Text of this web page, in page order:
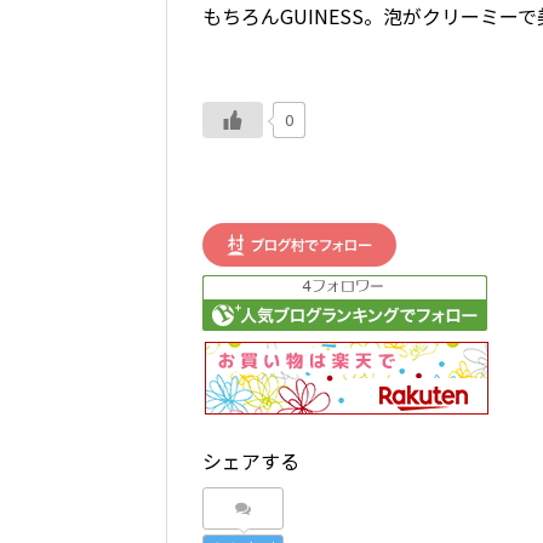
もちろんGUINESS。泡がクリーミー
0
シェアする